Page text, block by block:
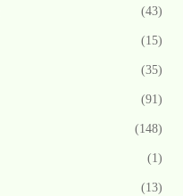
(43)
(15)
(35)
(91)
(148)
(1)
(13)